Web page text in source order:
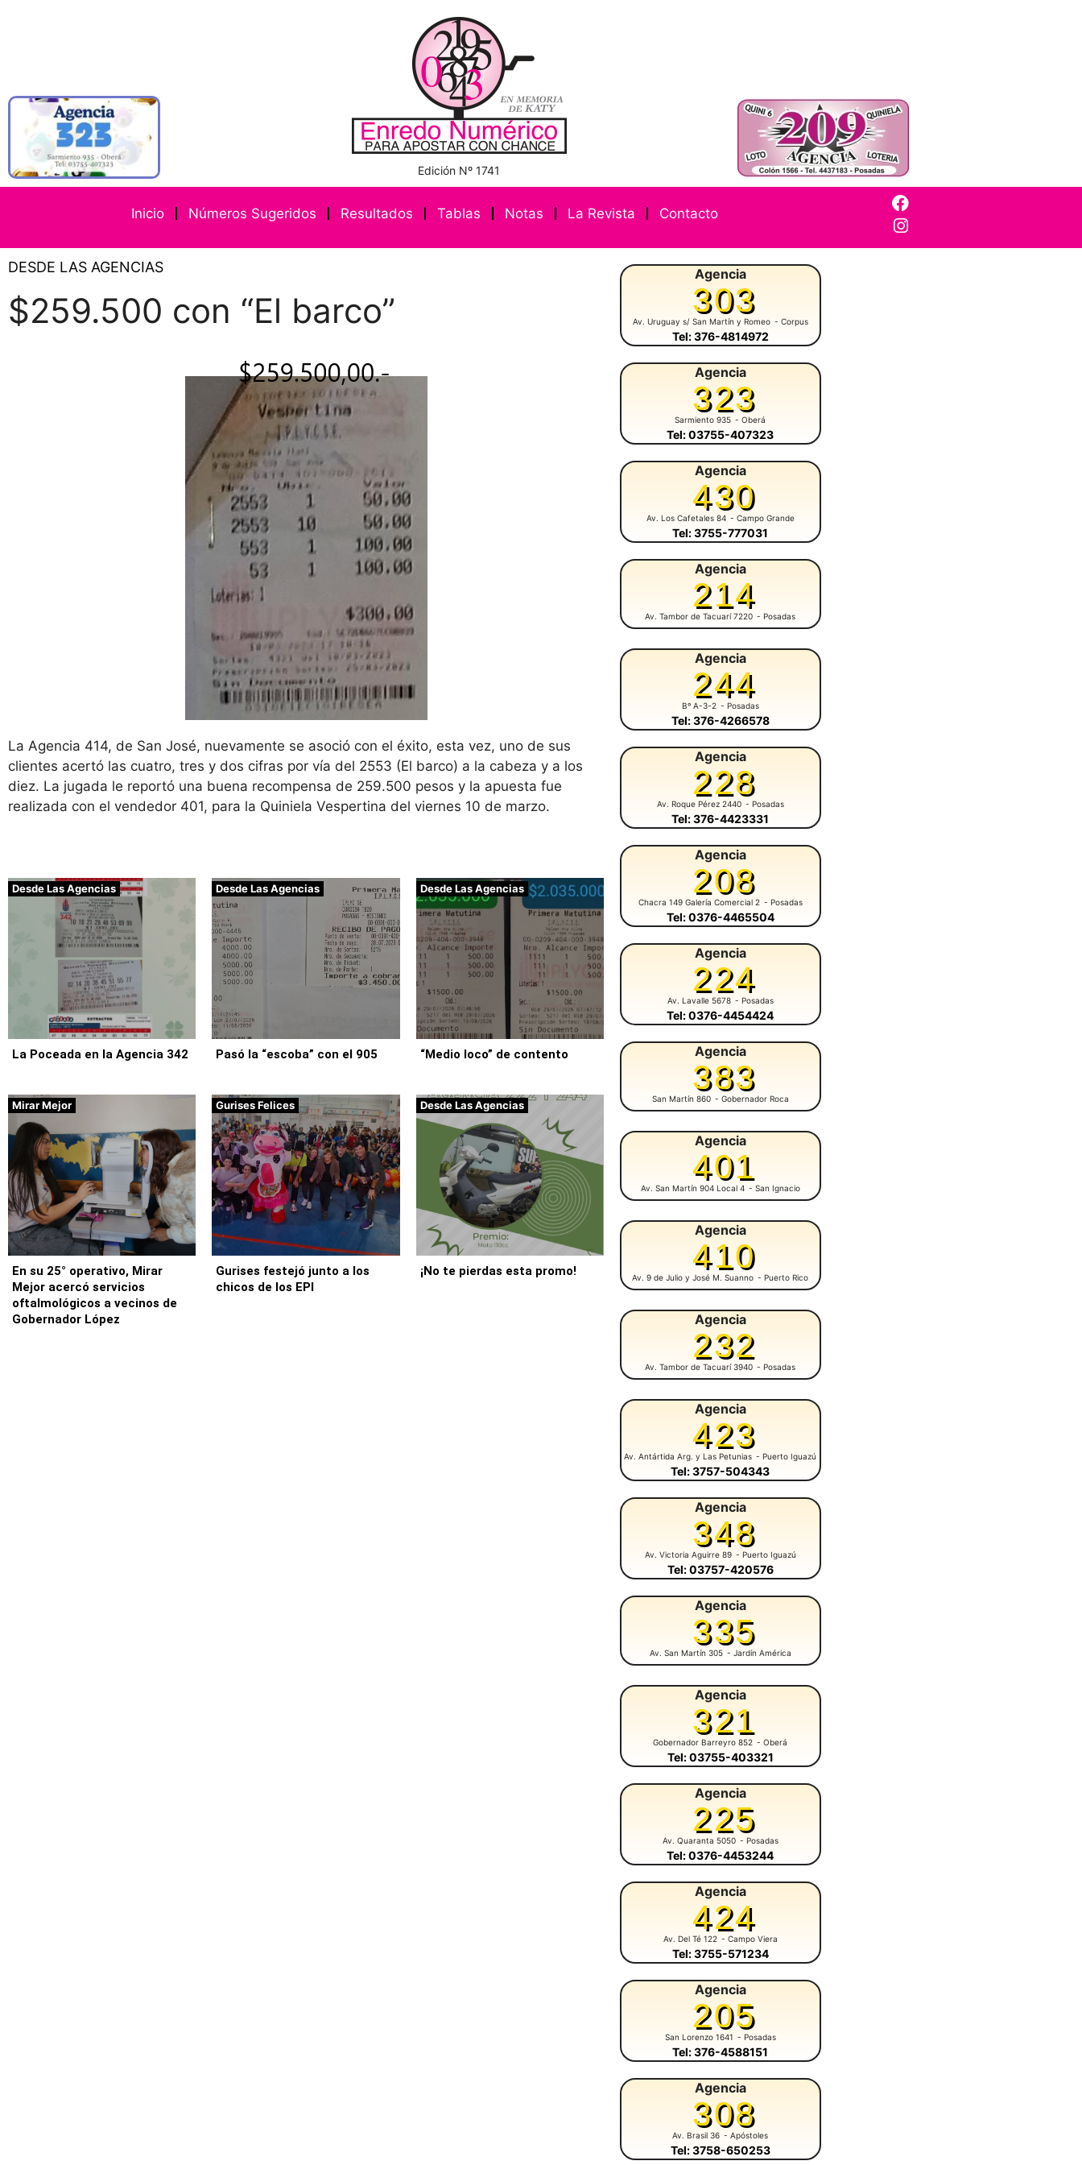
Edición Nº 1741
Inicio Números Sugeridos Resultados Tablas Notas La Revista Contacto
DESDE LAS AGENCIAS
$259.500 con “El barco”
La Agencia 414, de San José, nuevamente se asoció con el éxito, esta vez, uno de sus
clientes acertó las cuatro, tres y dos cifras por vía del 2553 (El barco) a la cabeza y a los
diez. La jugada le reportó una buena recompensa de 259.500 pesos y la apuesta fue
realizada con el vendedor 401, para la Quiniela Vespertina del viernes 10 de marzo.
Desde Las Agencias
La Poceada en la Agencia 342
Desde Las Agencias
Pasó la “escoba” con el 905
Desde Las Agencias
“Medio loco” de contento
Mirar Mejor
En su 25° operativo, Mirar
Mejor acercó servicios
oftalmológicos a vecinos de
Gobernador López
Gurises Felices
Gurises festejó junto a los
chicos de los EPI
Desde Las Agencias
¡No te pierdas esta promo!
Agencia
303
Av. Uruguay s/ San Martín y Romeo - Corpus
Tel: 376-4814972
Agencia
323
Sarmiento 935 - Oberá
Tel: 03755-407323
Agencia
430
Av. Los Cafetales 84 - Campo Grande
Tel: 3755-777031
Agencia
214
Av. Tambor de Tacuarí 7220 - Posadas
Agencia
244
Bº A-3-2 - Posadas
Tel: 376-4266578
Agencia
228
Av. Roque Pérez 2440 - Posadas
Tel: 376-4423331
Agencia
208
Chacra 149 Galería Comercial 2 - Posadas
Tel: 0376-4465504
Agencia
224
Av. Lavalle 5678 - Posadas
Tel: 0376-4454424
Agencia
383
San Martín 860 - Gobernador Roca
Agencia
401
Av. San Martín 904 Local 4 - San Ignacio
Agencia
410
Av. 9 de Julio y José M. Suanno - Puerto Rico
Agencia
232
Av. Tambor de Tacuarí 3940 - Posadas
Agencia
423
Av. Antártida Arg. y Las Petunias - Puerto Iguazú
Tel: 3757-504343
Agencia
348
Av. Victoria Aguirre 89 - Puerto Iguazú
Tel: 03757-420576
Agencia
335
Av. San Martín 305 - Jardín América
Agencia
321
Gobernador Barreyro 852 - Oberá
Tel: 03755-403321
Agencia
225
Av. Quaranta 5050 - Posadas
Tel: 0376-4453244
Agencia
424
Av. Del Té 122 - Campo Viera
Tel: 3755-571234
Agencia
205
San Lorenzo 1641 - Posadas
Tel: 376-4588151
Agencia
308
Av. Brasil 36 - Apóstoles
Tel: 3758-650253